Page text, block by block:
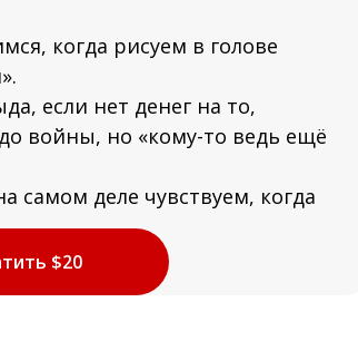
$20
когда рисуем в голове
если нет денег на то,
войны, но «кому-то ведь ещё
самом деле чувствуем, когда